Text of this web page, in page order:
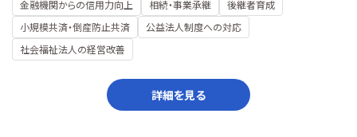
金融機関からの信用力向上
相続・事業承継
後継者育成
小規模共済・倒産防止共済
公益法人制度への対応
社会福祉法人の経営改善
詳細を見る